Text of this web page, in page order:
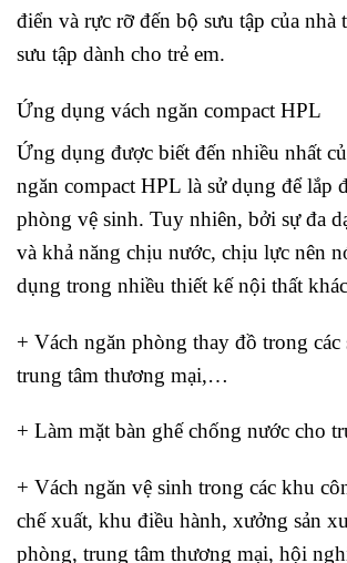
điển và rực rỡ đến bộ sưu tập của nhà
sưu tập dành cho trẻ em.
Ứng dụng vách ngăn compact HPL
Ứng dụng được biết đến nhiều nhất
ngăn compact HPL là sử dụng để lắp
phòng vệ sinh. Tuy nhiên, bởi sự đa
và khả năng chịu nước, chịu lực nên
dụng trong nhiều thiết kế nội thất
+ Vách ngăn phòng thay đồ trong
trung tâm thương mại,…
+ Làm mặt bàn ghế chống nước cho
+ Vách ngăn vệ sinh trong các khu
chế xuất, khu điều hành, xưởng sản
phòng, trung tâm thương mại, hội